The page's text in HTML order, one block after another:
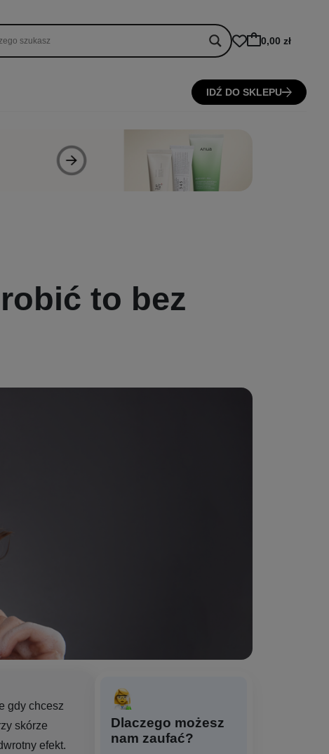
0,00 zł
IDŹ DO SKLEPU
to bez
gdy chcesz
skórze
efekt.
Dlaczego możesz
nam zaufać?